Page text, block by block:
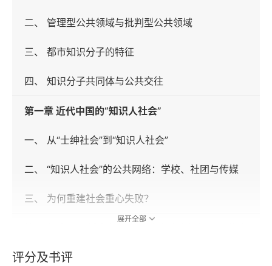
二、 管理型公共领域与批判型公共领域
三、 都市知识分子的特征
四、 知识分子共同体与公共交往
第一章 近代中国的“知识人社会”
一、 从“士绅社会”到“知识人社会”
二、 “知识人社会”的公共网络：学校、社团与传媒
三、 为何重建社会重心失败？
展开全部
评分及书评